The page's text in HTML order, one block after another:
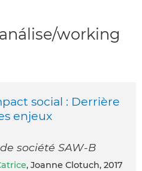
working
social : Derrière
enjeux
société SAW-B
, Joanne Clotuch, 2017